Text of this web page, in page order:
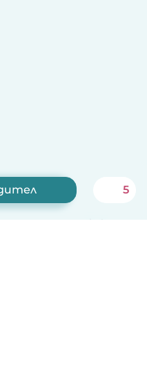
сега
за детегледачки!
5